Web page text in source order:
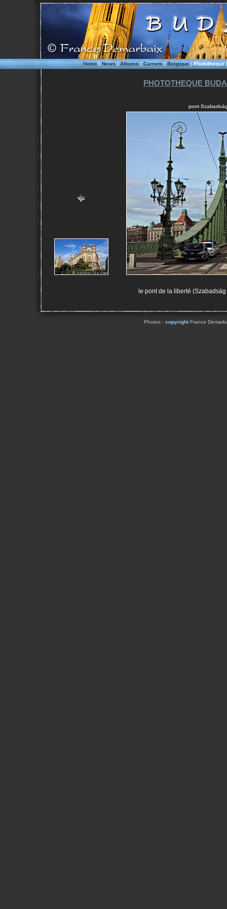
Home|News|Albums|Carnets|Belgique|Phototheque
PHOTOTHEQUE
pont
le pont de la liberté
Photos : copyrightFrance